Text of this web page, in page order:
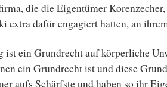
die die Eigentümer
extra dafür engagiert hatten, an
ist ein Grundrecht auf körperliche
ein Grundrecht ist und diese
aufs Schärfste und haben so ihr